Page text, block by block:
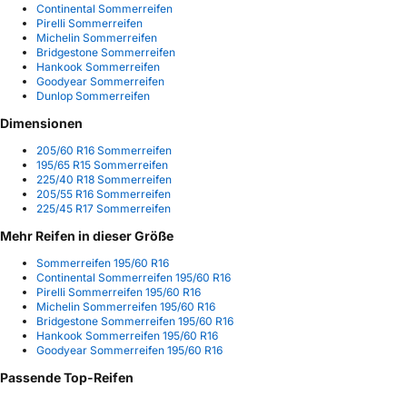
Continental Sommerreifen
Pirelli Sommerreifen
Michelin Sommerreifen
Bridgestone Sommerreifen
Hankook Sommerreifen
Goodyear Sommerreifen
Dunlop Sommerreifen
Dimensionen
205/60 R16 Sommerreifen
195/65 R15 Sommerreifen
225/40 R18 Sommerreifen
205/55 R16 Sommerreifen
225/45 R17 Sommerreifen
Mehr Reifen in dieser Größe
Sommerreifen 195/60 R16
Continental Sommerreifen 195/60 R16
Pirelli Sommerreifen 195/60 R16
Michelin Sommerreifen 195/60 R16
Bridgestone Sommerreifen 195/60 R16
Hankook Sommerreifen 195/60 R16
Goodyear Sommerreifen 195/60 R16
Passende Top-Reifen